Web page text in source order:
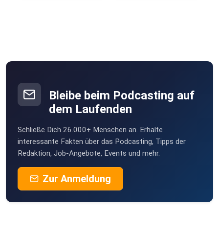
Bleibe beim Podcasting auf
dem Laufenden
Schließe Dich 26.000+ Menschen an. Erhalte
interessante Fakten über das Podcasting, Tipps der
Redaktion, Job-Angebote, Events und mehr.
Zur Anmeldung